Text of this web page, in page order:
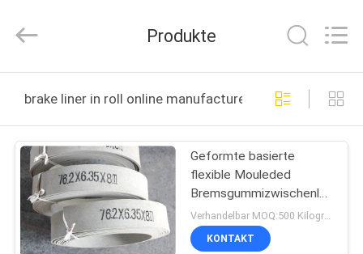
PRODUKTE
ÜBER
UNS
Reserved.
Produkte
brake liner in roll online manufacture
Geformte basierte
flexible Mouleded
Bremsgummizwischenlage
Bremsbelag Rolls in RollsVerhandelbar MOQ:500 Kilogramm
KONTAKT